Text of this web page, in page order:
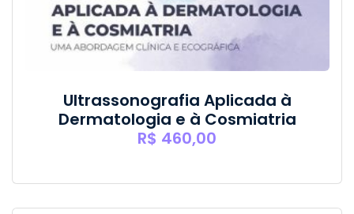
Ultrassonografia Aplicada à
Dermatologia e à Cosmiatria
R$ 460,00